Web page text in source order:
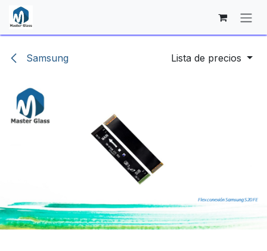
Ir al contenido
Samsung Lista de precios